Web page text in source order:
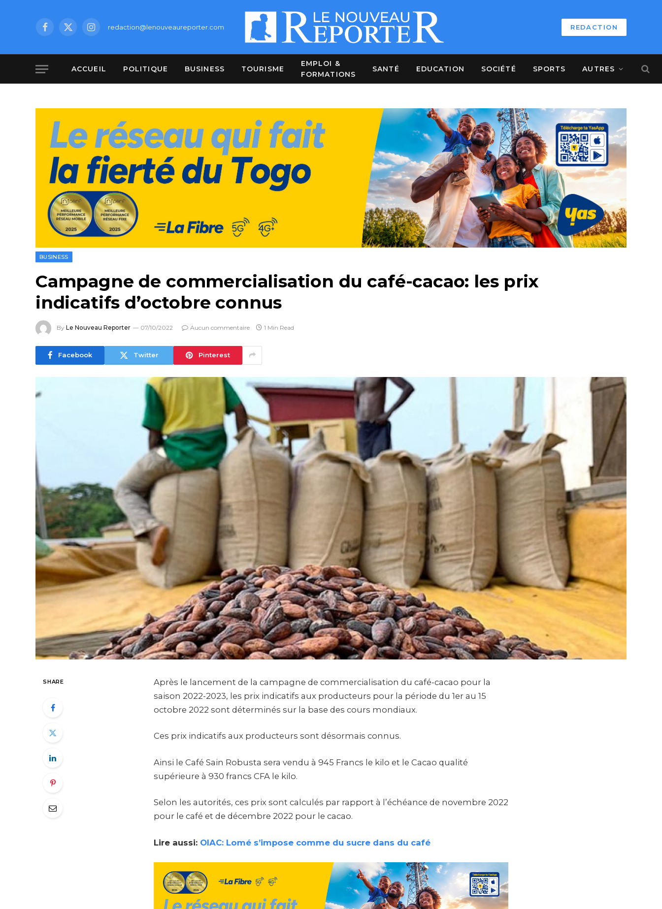
Facebook
X
Instagramredaction@lenouveaureporter.com REDACTION
ACCUEIL POLITIQUE BUSINESS TOURISME
EMPLOI &
FORMATIONS
SANTÉ EDUCATION SOCIÉTÉ SPORTS AUTRES
BUSINESS
Campagne de commercialisation du café-cacao: les prix
indicatifs d’octobre connus
By Le Nouveau Reporter 07/10/2022 Aucun commentaire 1 Min Read
Facebook Twitter Pinterest
SHARE
Après le lancement de la campagne de commercialisation du café-cacao pour la
saison 2022-2023, les prix indicatifs aux producteurs pour la période du 1er au 15
octobre 2022 sont déterminés sur la base des cours mondiaux.
Ces prix indicatifs aux producteurs sont désormais connus.
Ainsi le Café Sain Robusta sera vendu à 945 Francs le kilo et le Cacao qualité
supérieure à 930 francs CFA le kilo.
Selon les autorités, ces prix sont calculés par rapport à l’échéance de novembre 2022
pour le café et de décembre 2022 pour le cacao.
Lire aussi: OIAC: Lomé s’impose comme du sucre dans du café